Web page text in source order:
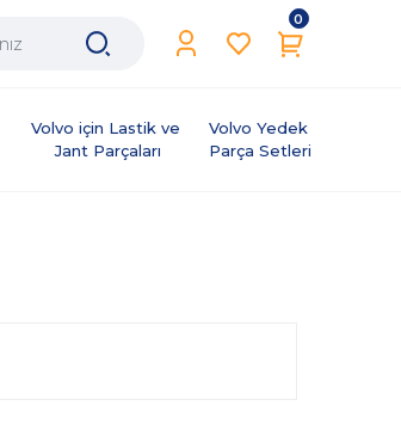
0
Volvo için Lastik ve
Jant Parçaları
Volvo Yedek
Parça Setleri